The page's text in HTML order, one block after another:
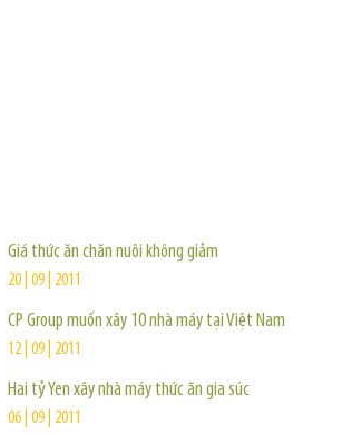
Giá thức ăn chăn nuôi không giảm
20 | 09 | 2011
CP Group muốn xây 10 nhà máy tại Việt Nam
12 | 09 | 2011
Hai tỷ Yen xây nhà máy thức ăn gia súc
06 | 09 | 2011